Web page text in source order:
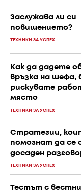
Заслужава ли си
повишението?
ТЕХНИКИ ЗА УСПЕХ
Как да дадете
връзка на шефа,
рискувате
място
ТЕХНИКИ ЗА УСПЕХ
Стратегии,
помогнат да се
досаден
ТЕХНИКИ ЗА УСПЕХ
Тестът с